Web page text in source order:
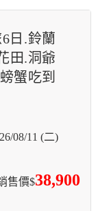
日.鈴蘭
田.洞爺
蟹吃到
08/11 (二)
售價$38,900